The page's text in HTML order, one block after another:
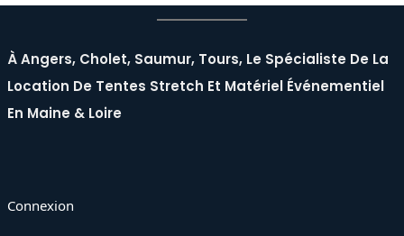
À Angers, Cholet, Saumur, Tours, Le Spécialiste De La
Location De Tentes Stretch Et Matériel Événementiel
En Maine & Loire
Connexion